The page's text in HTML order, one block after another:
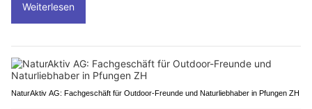
Weiterlesen
NaturAktiv AG: Fachgeschäft für Outdoor-Freunde und Naturliebhaber in Pfungen ZH